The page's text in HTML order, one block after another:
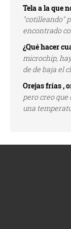
Tela a la que
"cotilleando"
encontrado
¿Qué hacer
microchip,
de de baja el
Orejas frías ,
pero creo
una